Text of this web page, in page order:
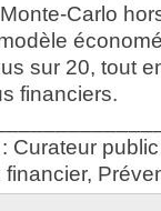
Carlo
sur 20, tout
financiers.
Curateur